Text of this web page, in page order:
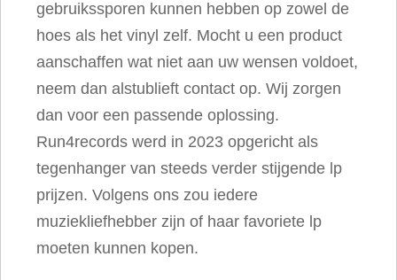
gebruikssporen kunnen hebben op zowel de
hoes als het vinyl zelf. Mocht u een product
aanschaffen wat niet aan uw wensen voldoet,
neem dan alstublieft contact op. Wij zorgen
dan voor een passende oplossing.
Run4records werd in 2023 opgericht als
tegenhanger van steeds verder stijgende lp
prijzen. Volgens ons zou iedere
muziekliefhebber zijn of haar favoriete lp
moeten kunnen kopen.